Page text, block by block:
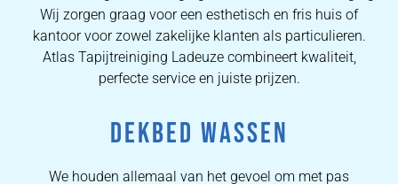
Wij zorgen graag voor een esthetisch en fris huis of
kantoor voor zowel zakelijke klanten als particulieren.
Atlas Tapijtreiniging Ladeuze combineert kwaliteit,
perfecte service en juiste prijzen.
DEKBED WASSEN
We houden allemaal van het gevoel om met pas